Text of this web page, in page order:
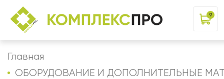
9
Главная
ОБОРУДОВАНИЕ И ДОПОЛНИТЕЛЬНЫЕ